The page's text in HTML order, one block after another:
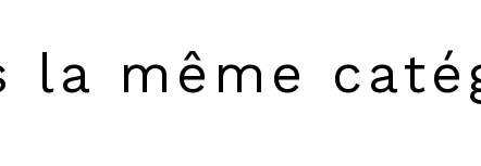
la même